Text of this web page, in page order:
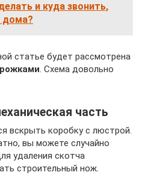
и куда звонить,
дома?
статье будет рассмотрена
. Схема довольно
часть
вскрыть коробку с люстрой.
вы можете случайно
удаления скотча
строительный нож.